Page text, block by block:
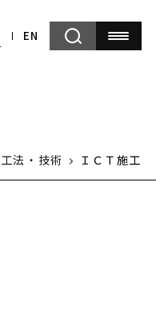
EN
工法・技術 ＩＣＴ施工